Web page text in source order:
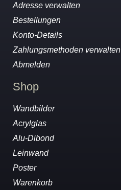
Adresse verwalten
Bestellungen
Konto-Details
Zahlungsmethoden verwalten
Abmelden
Shop
Wandbilder
Acrylglas
Alu-Dibond
Leinwand
Poster
Warenkorb